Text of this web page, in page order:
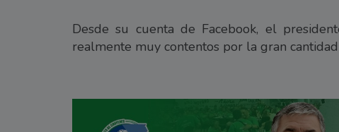
Desde su cuenta de Facebook, el
realmente muy contentos por la gran